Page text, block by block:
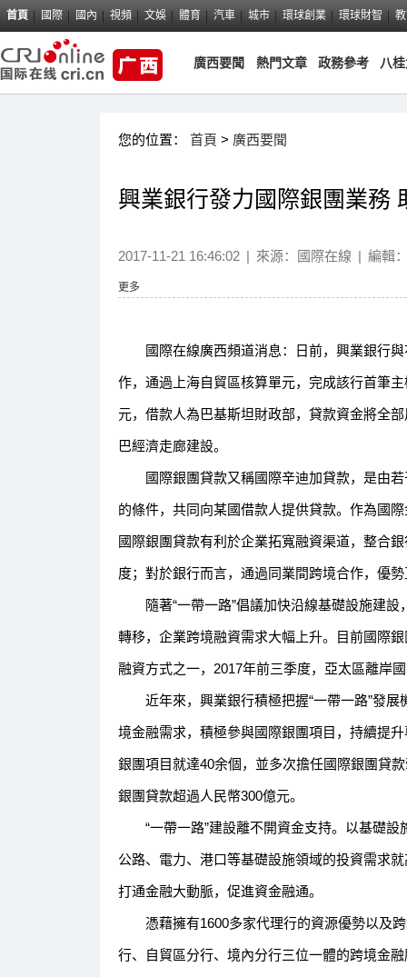
首頁 國際 國內 視頻 文娛 體育 汽車 城市 環球創業 環球財智
廣西要聞 熱門文章 政務參考 八
您的位置： 首頁 > 廣西要聞
興業銀行發力國際銀團業務
2017-11-21 16:46:02 | 來源：國際在線 | 編輯
更多
國際在線廣西頻道消息：日前，興業銀行與
作，通過上海自貿區核算單元，完成該行首筆
元，借款人為巴基斯坦財政部，貸款資金將全
巴經濟走廊建設。
國際銀團貸款又稱國際辛迪加貸款，是由若
的條件，共同向某國借款人提供貸款。作為國
國際銀團貸款有利於企業拓寬融資渠道，整合
度；對於銀行而言，通過同業間跨境合作，優
隨著“一帶一路”倡議加快沿線基礎設施建設
轉移，企業跨境融資需求大幅上升。目前國際
融資方式之一，2017年前三季度，亞太區離岸
近年來，興業銀行積極把握“一帶一路”發展
境金融需求，積極參與國際銀團項目，持續提
銀團項目就達40余個，並多次擔任國際銀團貸
銀團貸款超過人民幣300億元。
“一帶一路”建設離不開資金支持。以基礎設
公路、電力、港口等基礎設施領域的投資需求
打通金融大動脈，促進資金融通。
憑藉擁有1600多家代理行的資源優勢以及跨
行、自貿區分行、境內分行三位一體的跨境金